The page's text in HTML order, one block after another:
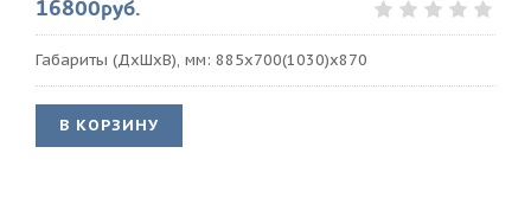
16800руб.
Габариты (ДхШхВ), мм: 885х700(1030)х870
В КОРЗИНУ